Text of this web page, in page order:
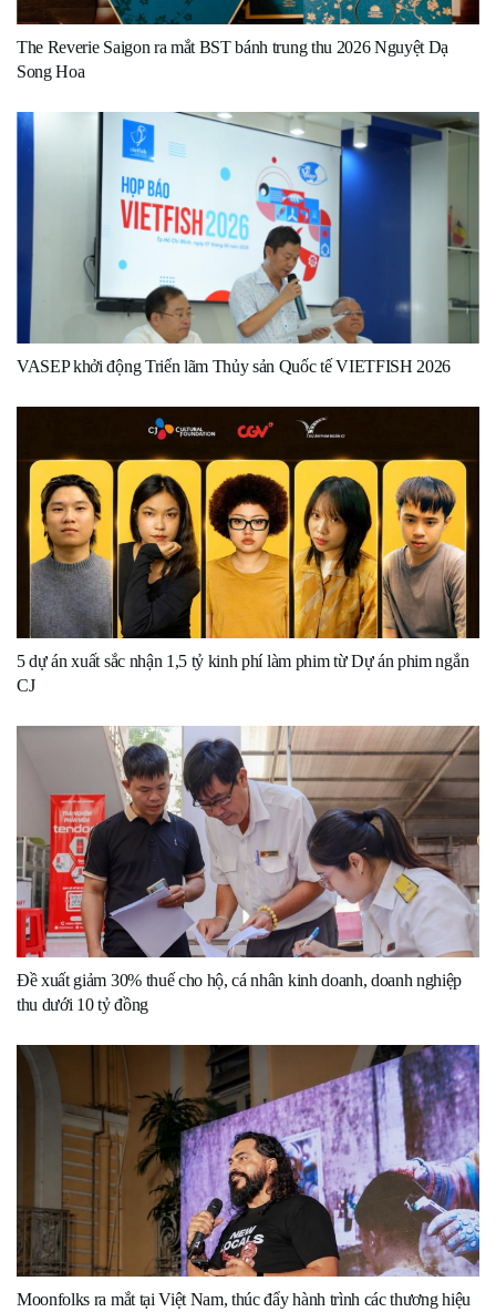
The Reverie Saigon ra mắt BST bánh trung thu 2026 Nguyệt Dạ
Song Hoa
VASEP khởi động Triển lãm Thủy sản Quốc tế VIETFISH 2026
5 dự án xuất sắc nhận 1,5 tỷ kinh phí làm phim từ Dự án phim ngắn
CJ
Đề xuất giảm 30% thuế cho hộ, cá nhân kinh doanh, doanh nghiệp
thu dưới 10 tỷ đồng
Moonfolks ra mắt tại Việt Nam, thúc đẩy hành trình các thương hiệu